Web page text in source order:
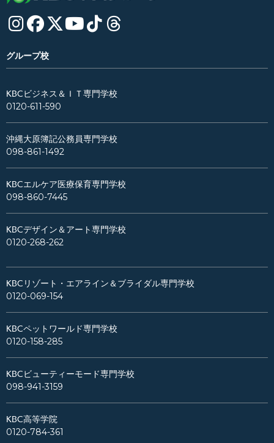
グループ校
KBCビジネス＆ＩＴ専門学校
0120-611-590
沖縄大原簿記公務員専門学校
098-861-1492
KBCエルケア医療保育専門学校
098-860-7445
KBCデザイン＆アート専門学校
0120-268-262
KBCリゾート・エアライン＆ブライダル専門学校
0120-069-154
KBCペットワールド専門学校
0120-158-285
KBCビューティーモード専門学校
098-941-3159
KBC高等学院
0120-784-361